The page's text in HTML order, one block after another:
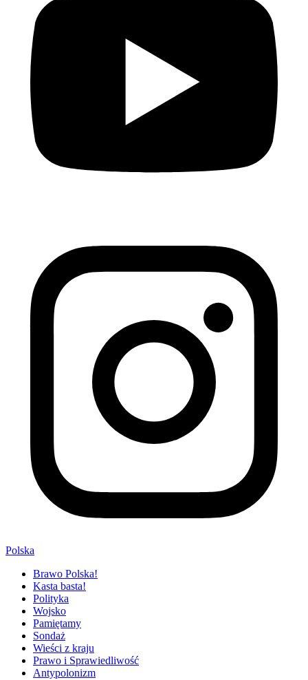
Polska
Brawo Polska!
Kasta basta!
Polityka
Wojsko
Pamiętamy
Sondaż
Wieści z kraju
Prawo i Sprawiedliwość
Antypolonizm